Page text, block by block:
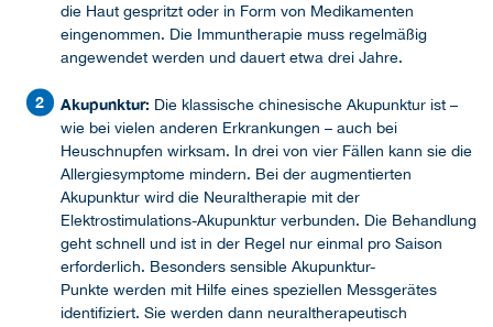
die Haut gespritzt oder in Form von Medikamenten
eingenommen. Die Immuntherapie muss regelmäßig
angewendet werden und dauert etwa drei Jahre.
Akupunktur: Die klassische chinesische Akupunktur ist –
wie bei vielen anderen Erkrankungen – auch bei
Heuschnupfen wirksam. In drei von vier Fällen kann sie die
Allergiesymptome mindern. Bei der augmentierten
Akupunktur wird die Neuraltherapie mit der
Elektrostimulations-Akupunktur verbunden. Die Behandlung
geht schnell und ist in der Regel nur einmal pro Saison
erforderlich. Besonders sensible Akupunktur-
Punkte werden mit Hilfe eines speziellen Messgerätes
identifiziert. Sie werden dann neuraltherapeutisch